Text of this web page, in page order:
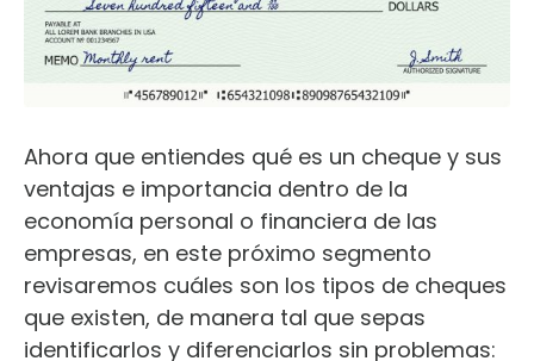
Ahora que entiendes qué es un cheque y sus
ventajas e importancia dentro de la
economía personal o financiera de las
empresas, en este próximo segmento
revisaremos cuáles son los tipos de cheques
que existen, de manera tal que sepas
identificarlos y diferenciarlos sin problemas: